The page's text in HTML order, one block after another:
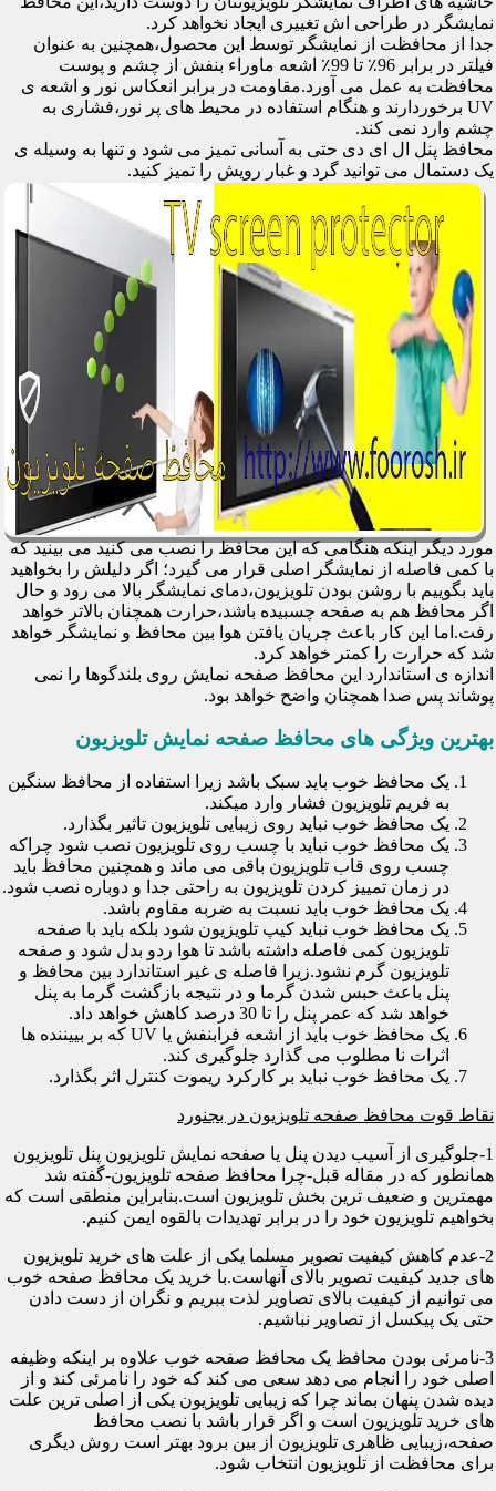
نمایشگر در طراحی اش تغییری ایجاد نخواهد کرد.
جدا از محافظت از نمایشگر توسط این محصول،همچنین به عنوان
فیلتر در برابر 96٪ تا 99٪ اشعه ماوراء بنفش از چشم و پوست
محافظت به عمل می آورد.مقاومت در برابر انعکاس نور و اشعه ی
UV برخوردارند و هنگام استفاده در محیط های پر نور،فشاری به
چشم وارد نمی کند.
محافظ پنل ال ای دی حتی به آسانی تمیز می شود و تنها به وسیله ی
یک دستمال می توانید گرد و غبار رویش را تمیز کنید.
مورد دیگر اینکه هنگامی که این محافظ را نصب می کنید می بینید که
با کمی فاصله از نمایشگر اصلی قرار می گیرد؛ اگر دلیلش را بخواهید
باید بگوییم با روشن بودن تلویزیون،دمای نمایشگر بالا می رود و حال
اگر محافظ هم به صفحه چسبیده باشد،حرارت همچنان بالاتر خواهد
رفت.اما این کار باعث جریان یافتن هوا بین محافظ و نمایشگر خواهد
شد که حرارت را کمتر خواهد کرد.
اندازه ی استاندارد این محافظ صفحه نمایش روی بلندگوها را نمی
پوشاند پس صدا همچنان واضح خواهد بود.
بهترین ویژگی های محافظ صفحه نمایش تلویزیون
یک محافظ خوب باید سبک باشد زیرا استفاده از محافظ سنگین
به فریم تلویزیون فشار وارد میکند.
یک محافظ خوب نباید روی زیبایی تلویزیون تاثیر بگذارد.
یک محافظ خوب نباید با چسب روی تلویزیون نصب شود چراکه
چسب روی قاب تلویزیون باقی می ماند و همچنین محافظ باید
در زمان تمییز کردن تلویزیون به راحتی جدا و دوباره نصب شود.
یک محافظ خوب باید نسبت به ضربه مقاوم باشد.
یک محافظ خوب نباید کیپ تلویزیون شود بلکه باید با صفحه
تلویزیون کمی فاصله داشته باشد تا هوا ردو بدل شود و صفحه
تلویزیون گرم نشود.زیرا فاصله ی غیر استاندارد بین محافظ و
پنل باعث حبس شدن گرما و در نتیجه بازگشت گرما به پنل
خواهد شد که عمر پنل را تا 30 درصد کاهش خواهد داد.
یک محافظ خوب باید از اشعه فرابنفش یا UV که بر بییننده ها
اثرات نا مطلوب می گذارد جلوگیری کند.
یک محافظ خوب نباید بر کارکرد ریموت کنترل اثر بگذارد.
نقاط قوت محافظ صفحه تلویزیون در بجنورد
1-جلوگیری از آسیب دیدن پنل یا صفحه نمایش تلویزیون پنل تلویزیون
همانطور که در مقاله قبل-چرا محافظ صفحه تلویزیون-گفته شد
مهمترین و ضعیف ترین بخش تلویزیون است.بنابراین منطقی است که
بخواهیم تلویزیون خود را در برابر تهدیدات بالقوه ایمن کنیم.
2-عدم کاهش کیفیت تصویر مسلما یکی از علت های خرید تلویزیون
های جدید کیفیت تصویر بالای آنهاست.با خرید یک محافظ صفحه خوب
می توانیم از کیفیت بالای تصاویر لذت ببریم و نگران از دست دادن
حتی یک پیکسل از تصاویر نباشیم.
3-نامرئی بودن محافظ یک محافظ صفحه خوب علاوه بر اینکه وظیفه
اصلی خود را انجام می دهد سعی می کند که خود را نامرئی کند و از
دیده شدن پنهان بماند چرا که زیبایی تلویزیون یکی از اصلی ترین علت
های خرید تلویزیون است و اگر قرار باشد با نصب محافظ
صفحه،زیبایی ظاهری تلویزیون از بین برود بهتر است روش دیگری
برای محافظت از تلویزیون انتخاب شود.